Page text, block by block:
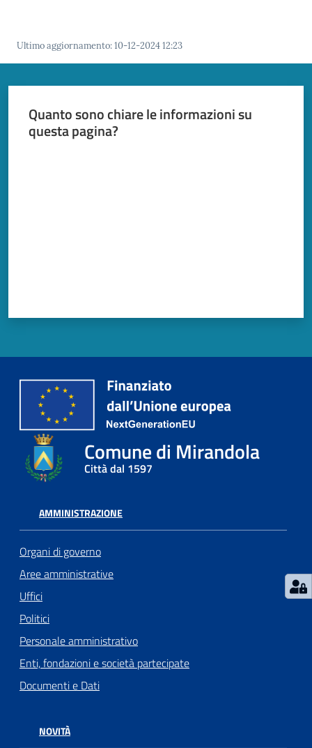
e
a
gli
Seguici
Ultimo aggiornamento:10-12-2024 12:23
Quanto sono chiare le informazioni su
questa pagina?
Comune di Mirandola
Città dal 1597
AMMINISTRAZIONE
Organi di governo
Aree amministrative
Uffici
Politici
Personale amministrativo
Enti, fondazioni e società partecipate
Documenti e Dati
NOVITÀ